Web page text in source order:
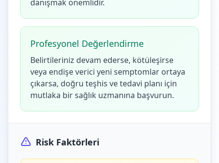
danışmak önemlidir.
Profesyonel Değerlendirme
Belirtileriniz devam ederse, kötüleşirse
veya endişe verici yeni semptomlar ortaya
çıkarsa, doğru teşhis ve tedavi planı için
mutlaka bir sağlık uzmanına başvurun.
Risk Faktörleri